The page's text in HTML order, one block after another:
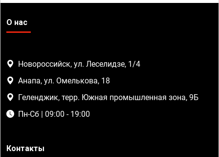
О нас
Новороссийск, ул. Леселидзе, 1/4
Анапа, ул. Омелькова, 18
Геленджик, терр. Южная промышленная зона, 9Б
Пн-Сб | 09:00 - 19:00
Контакты